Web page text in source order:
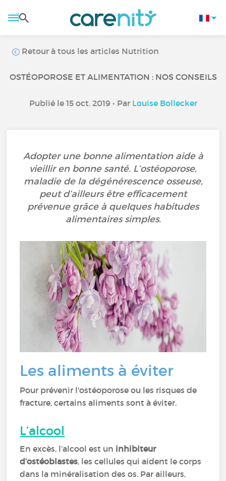
Retour à tous les articles Nutrition
OSTÉOPOROSE ET ALIMENTATION : NOS CONSEILS
Publié le 15 oct. 2019 • Par Louise Bollecker
Adopter une bonne alimentation aide à
vieillir en bonne santé. L’ostéoporose,
maladie de la dégénérescence osseuse,
peut d’ailleurs être efficacement
prévenue grâce à quelques habitudes
alimentaires simples.
Les aliments à éviter
Pour prévenir l'ostéoporose ou les risques de
fracture, certains aliments sont à éviter.
L’alcool
En excès, l’alcool est un inhibiteur
d’ostéoblastes, les cellules qui aident le corps
dans la minéralisation des os. Par ailleurs,